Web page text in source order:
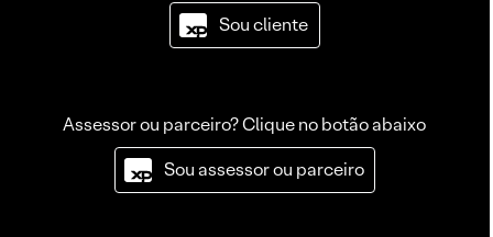
Sou cliente
Assessor ou parceiro? Clique no botão abaixo
Sou assessor ou parceiro